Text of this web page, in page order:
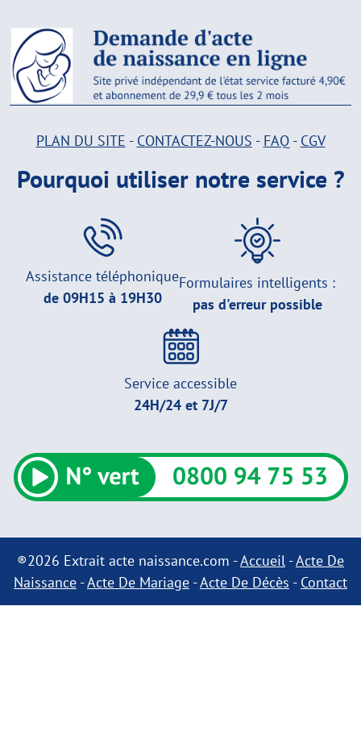
PLAN DU SITE - CONTACTEZ-NOUS - FAQ- CGV
Pourquoi utiliser notre service ?
Assistance téléphonique
de 09H15 à 19H30
Formulaires intelligents :
pas d'erreur possible
Service accessible
24H/24 et 7J/7
®2026 Extrait acte naissance.com -Accueil -Acte De
Naissance -Acte De Mariage -Acte De Décès - Contact